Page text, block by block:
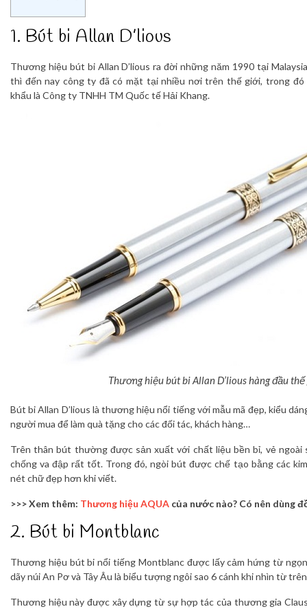
1. Bút bi Allan D’lious
Thương hiệu bút bi Allan D’lious ra đời những năm 1990 tại
thì đến nay công ty đã có mặt tại nhiều nơi trên thế giới, trong đó
khẩu là Công ty TNHH TM Quốc tế Hải Khang.
Thương hiệu bút bi Allan D’lious hàng đầu
Bút bi Allan D’lious là thương hiệu nổi tiếng với mẫu mã đẹp, kiểu
người mua để làm quà tặng cho các đối tác, khách hàng…
Trên thân bút thường được sản xuất với chất liệu bền bỉ, vẻ ngoài
chống va đập rất tốt. Trong đó, ngòi bút được chế tạo bằng các
nét chữ đẹp hơn khi viết.
>>> Xem thêm: Thương hiệu AQUA của nước nào? Có nên dùng
2. Bút bi Montblanc
Thương hiệu bút bi nổi tiếng Montblanc được lấy cảm hứng từ
dãy núi An Pơ và Tây Âu là biểu tượng ngôi sao 6 cánh khi nhìn từ
Thương hiệu này được xây dựng từ sự hợp tác của thương gia